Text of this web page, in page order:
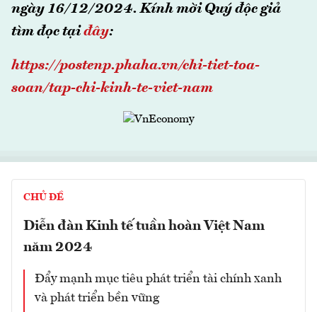
ngày 16/12/2024. Kính mời Quý độc giả
tìm đọc tạiđây:
https://postenp.phaha.vn/chi-tiet-toa-
soan/tap-chi-kinh-te-viet-nam
CHỦ ĐỀ
Diễn đàn Kinh tế tuần hoàn Việt Nam
năm 2024
Đẩy mạnh mục tiêu phát triển tài chính xanh
và phát triển bền vững